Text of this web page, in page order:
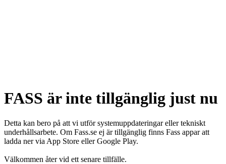
FASS är inte tillgänglig just nu
Detta kan bero på att vi utför systemuppdateringar eller tekniskt
underhållsarbete. Om Fass.se ej är tillgänglig finns Fass appar att
ladda ner via App Store eller Google Play.
Välkommen åter vid ett senare tillfälle.